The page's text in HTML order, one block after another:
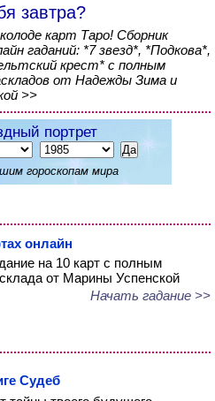
завтра?
карт Таро! Сборник
гаданий: *7 звезд*, *Подкова*,
крест* с полным
от Надежды Зима и
>>
портрет
гороскопам мира
онлайн
на 10 карт с полным
от Марины Успенской
Начать гадание >>
Судеб